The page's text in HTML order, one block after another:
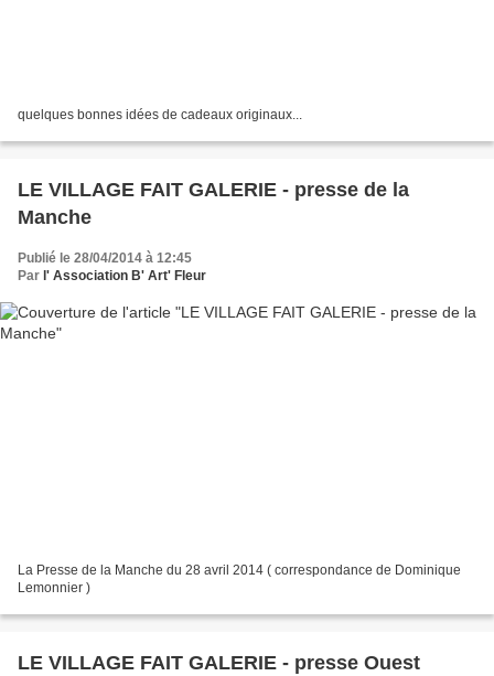
quelques bonnes idées de cadeaux originaux...
LE VILLAGE FAIT GALERIE - presse de la
Manche
Publié le 28/04/2014 à 12:45
Par l' Association B' Art' Fleur
La Presse de la Manche du 28 avril 2014 ( correspondance de Dominique
Lemonnier )
LE VILLAGE FAIT GALERIE - presse Ouest